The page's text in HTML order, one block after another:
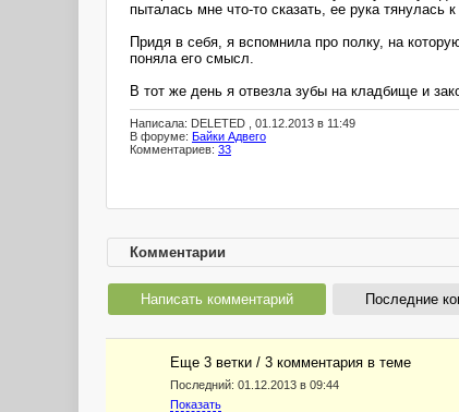
пыталась мне что-то сказать, ее рука тянулась
Придя в себя, я вспомнила про полку, на
поняла его смысл.
В тот же день я отвезла зубы на кладбище и
Написала: DELETED , 01.12.2013 в 11:49
В форуме: Байки Адвего
Комментариев: 33
Комментарии
Написать комментарий Последние
Еще 3 ветки / 3 комментария в темe
Последний: 01.12.2013 в 09:44
Показать